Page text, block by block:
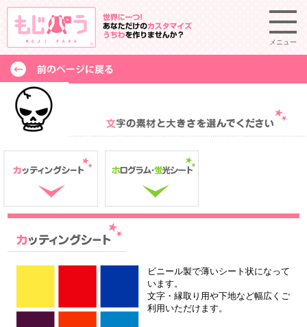
メニュー
ビニール製で薄いシート状になって
います。
文字・縁取り用や下地など幅広くご
利用いただけます。